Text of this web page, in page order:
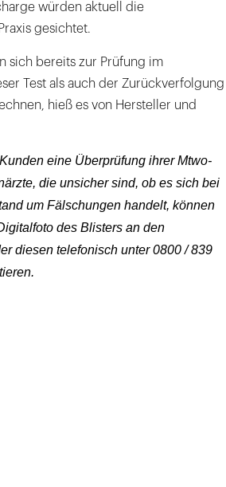
würden aktuell die
gesichtet.
sich bereits zur Prüfung im
Test als auch der Zurückverfolgung
hieß es von Hersteller und
eine Überprüfung ihrer Mtwo-
die unsicher sind, ob es sich bei
um Fälschungen handelt, können
des Blisters an den
diesen telefonisch unter 0800 / 839